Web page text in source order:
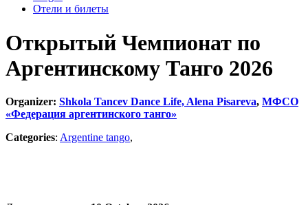
Отели и билеты
Открытый Чемпионат по
Аргентинскому Танго 2026
Organizer: Shkola Tancev Dance Life, Alena Pisareva, МФСО
«Федерация аргентинского танго»
Categories: Argentine tango,